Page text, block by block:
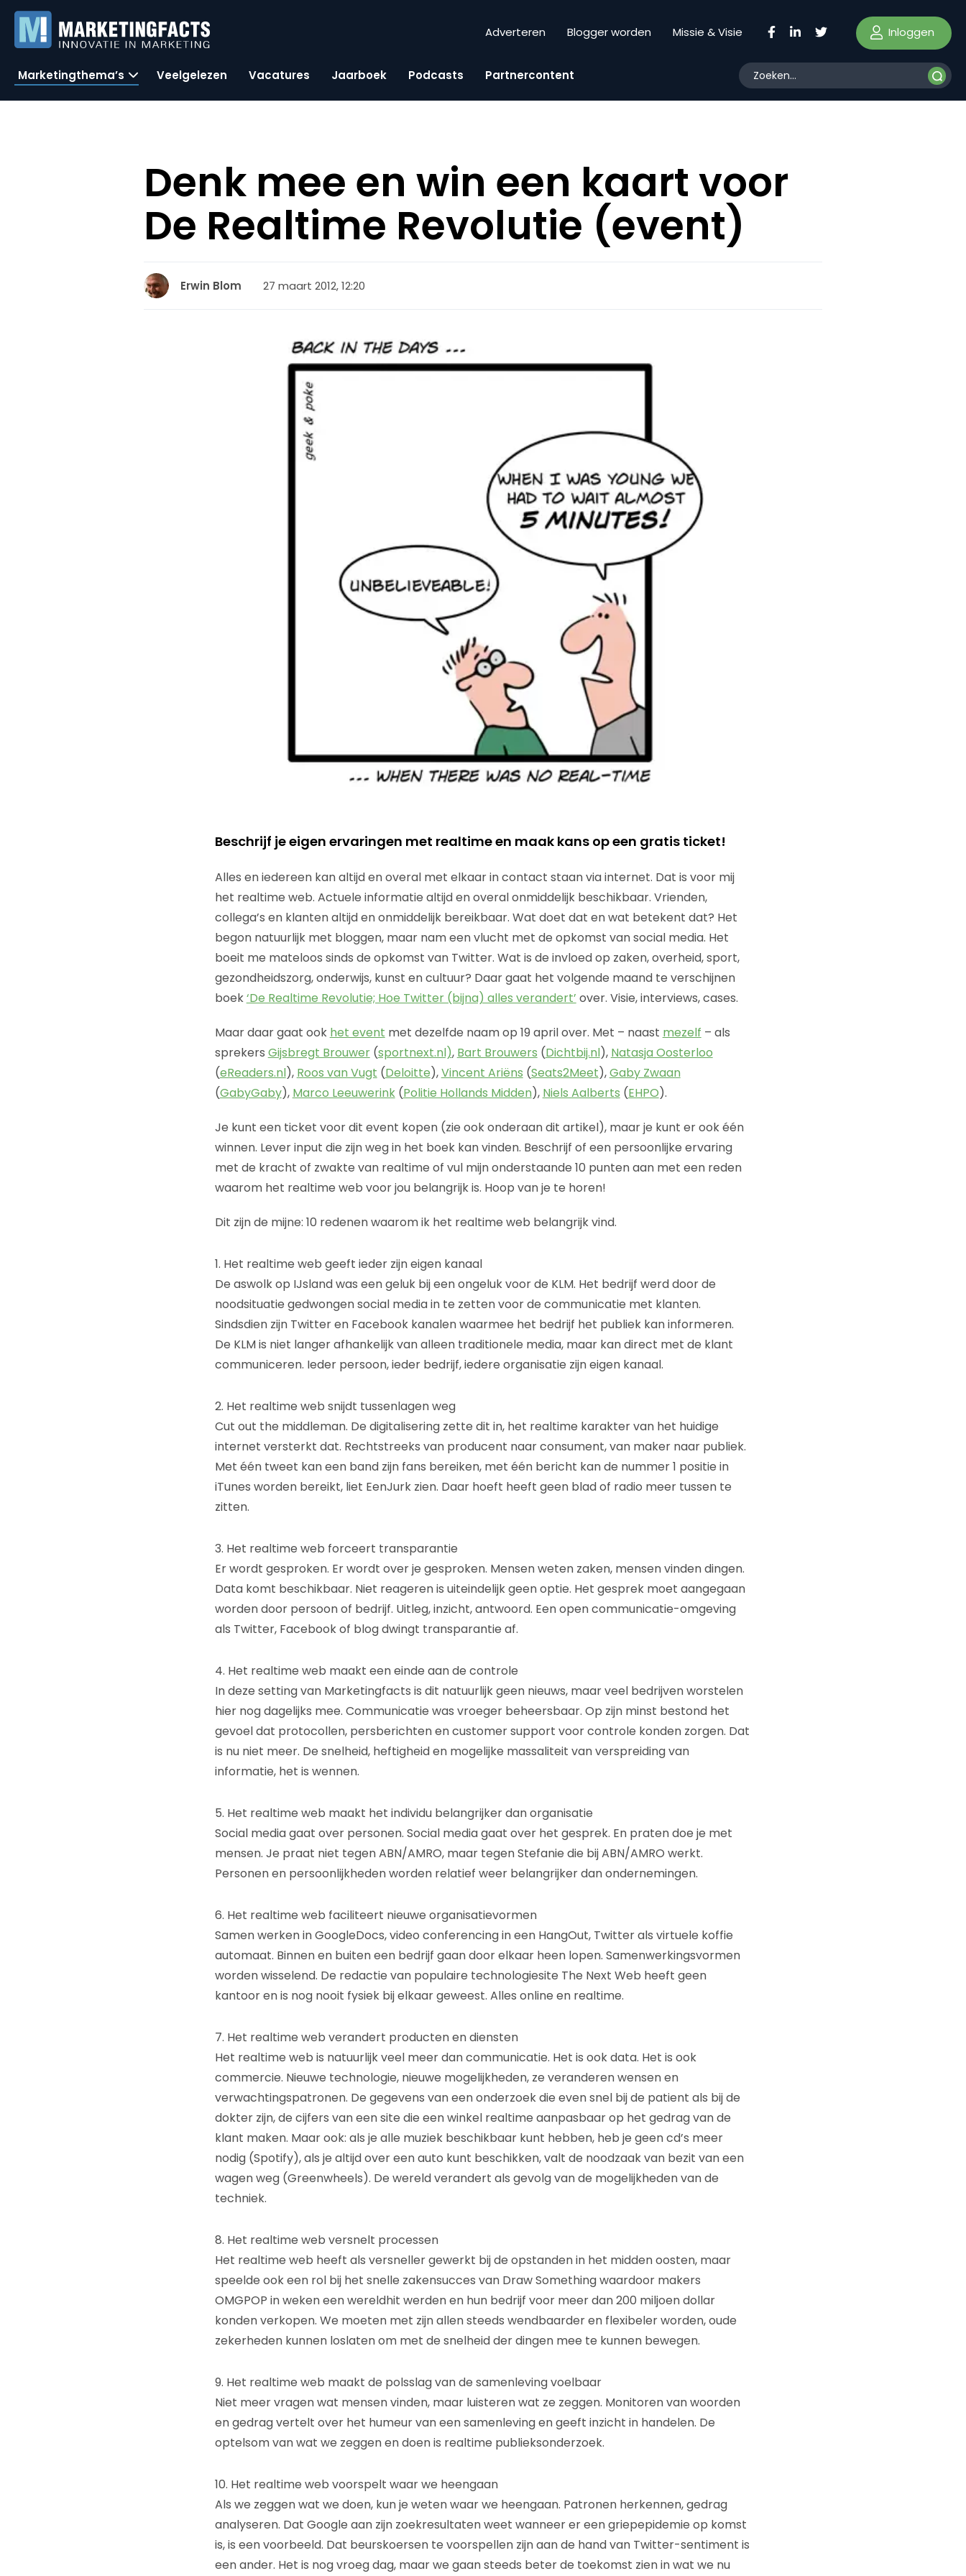
Adverteren Blogger worden Missie & Visie Inloggen
Marketingthema’s Veelgelezen Vacatures Jaarboek Podcasts Partnercontent
Denk mee en win een kaart voor
De Realtime Revolutie (event)
Erwin Blom 27 maart 2012, 12:20
Beschrijf je eigen ervaringen met realtime en maak kans op een gratis ticket!
Alles en iedereen kan altijd en overal met elkaar in contact staan via internet. Dat is voor mij
het realtime web. Actuele informatie altijd en overal onmiddelijk beschikbaar. Vrienden,
collega’s en klanten altijd en onmiddelijk bereikbaar. Wat doet dat en wat betekent dat? Het
begon natuurlijk met bloggen, maar nam een vlucht met de opkomst van social media. Het
boeit me mateloos sinds de opkomst van Twitter. Wat is de invloed op zaken, overheid, sport,
gezondheidszorg, onderwijs, kunst en cultuur? Daar gaat het volgende maand te verschijnen
boek‘De Realtime Revolutie; Hoe Twitter (bijna) alles verandert’ over. Visie, interviews, cases.
Maar daar gaat ook het event met dezelfde naam op 19 april over. Met – naast mezelf – als
sprekers Gijsbregt Brouwer(sportnext.nl), Bart Brouwers (Dichtbij.nl), Natasja Oosterloo
(eReaders.nl), Roos van Vugt (Deloitte),Vincent Ariëns (Seats2Meet),Gaby Zwaan
(GabyGaby), Marco Leeuwerink(Politie Hollands Midden), Niels Aalberts (EHPO).
Je kunt een ticket voor dit event kopen (zie ook onderaan dit artikel), maar je kunt er ook één
winnen. Lever input die zijn weg in het boek kan vinden. Beschrijf of een persoonlijke ervaring
met de kracht of zwakte van realtime of vul mijn onderstaande 10 punten aan met een reden
waarom het realtime web voor jou belangrijk is. Hoop van je te horen!
Dit zijn de mijne: 10 redenen waarom ik het realtime web belangrijk vind.
1. Het realtime web geeft ieder zijn eigen kanaal
De aswolk op IJsland was een geluk bij een ongeluk voor de KLM. Het bedrijf werd door de
noodsituatie gedwongen social media in te zetten voor de communicatie met klanten.
Sindsdien zijn Twitter en Facebook kanalen waarmee het bedrijf het publiek kan informeren.
De KLM is niet langer afhankelijk van alleen traditionele media, maar kan direct met de klant
communiceren. Ieder persoon, ieder bedrijf, iedere organisatie zijn eigen kanaal.
2. Het realtime web snijdt tussenlagen weg
Cut out the middleman. De digitalisering zette dit in, het realtime karakter van het huidige
internet versterkt dat. Rechtstreeks van producent naar consument, van maker naar publiek.
Met één tweet kan een band zijn fans bereiken, met één bericht kan de nummer 1 positie in
iTunes worden bereikt, liet EenJurk zien. Daar hoeft heeft geen blad of radio meer tussen te
zitten.
3. Het realtime web forceert transparantie
Er wordt gesproken. Er wordt over je gesproken. Mensen weten zaken, mensen vinden dingen.
Data komt beschikbaar. Niet reageren is uiteindelijk geen optie. Het gesprek moet aangegaan
worden door persoon of bedrijf. Uitleg, inzicht, antwoord. Een open communicatie-omgeving
als Twitter, Facebook of blog dwingt transparantie af.
4. Het realtime web maakt een einde aan de controle
In deze setting van Marketingfacts is dit natuurlijk geen nieuws, maar veel bedrijven worstelen
hier nog dagelijks mee. Communicatie was vroeger beheersbaar. Op zijn minst bestond het
gevoel dat protocollen, persberichten en customer support voor controle konden zorgen. Dat
is nu niet meer. De snelheid, heftigheid en mogelijke massaliteit van verspreiding van
informatie, het is wennen.
5. Het realtime web maakt het individu belangrijker dan organisatie
Social media gaat over personen. Social media gaat over het gesprek. En praten doe je met
mensen. Je praat niet tegen ABN/AMRO, maar tegen Stefanie die bij ABN/AMRO werkt.
Personen en persoonlijkheden worden relatief weer belangrijker dan ondernemingen.
6. Het realtime web faciliteert nieuwe organisatievormen
Samen werken in GoogleDocs, video conferencing in een HangOut, Twitter als virtuele koffie
automaat. Binnen en buiten een bedrijf gaan door elkaar heen lopen. Samenwerkingsvormen
worden wisselend. De redactie van populaire technologiesite The Next Web heeft geen
kantoor en is nog nooit fysiek bij elkaar geweest. Alles online en realtime.
7. Het realtime web verandert producten en diensten
Het realtime web is natuurlijk veel meer dan communicatie. Het is ook data. Het is ook
commercie. Nieuwe technologie, nieuwe mogelijkheden, ze veranderen wensen en
verwachtingspatronen. De gegevens van een onderzoek die even snel bij de patient als bij de
dokter zijn, de cijfers van een site die een winkel realtime aanpasbaar op het gedrag van de
klant maken. Maar ook: als je alle muziek beschikbaar kunt hebben, heb je geen cd’s meer
nodig (Spotify), als je altijd over een auto kunt beschikken, valt de noodzaak van bezit van een
wagen weg (Greenwheels). De wereld verandert als gevolg van de mogelijkheden van de
techniek.
8. Het realtime web versnelt processen
Het realtime web heeft als versneller gewerkt bij de opstanden in het midden oosten, maar
speelde ook een rol bij het snelle zakensucces van Draw Something waardoor makers
OMGPOP in weken een wereldhit werden en hun bedrijf voor meer dan 200 miljoen dollar
konden verkopen. We moeten met zijn allen steeds wendbaarder en flexibeler worden, oude
zekerheden kunnen loslaten om met de snelheid der dingen mee te kunnen bewegen.
9. Het realtime web maakt de polsslag van de samenleving voelbaar
Niet meer vragen wat mensen vinden, maar luisteren wat ze zeggen. Monitoren van woorden
en gedrag vertelt over het humeur van een samenleving en geeft inzicht in handelen. De
optelsom van wat we zeggen en doen is realtime publieksonderzoek.
10. Het realtime web voorspelt waar we heengaan
Als we zeggen wat we doen, kun je weten waar we heengaan. Patronen herkennen, gedrag
analyseren. Dat Google aan zijn zoekresultaten weet wanneer er een griepepidemie op komst
is, is een voorbeeld. Dat beurskoersen te voorspellen zijn aan de hand van Twitter-sentiment is
een ander. Het is nog vroeg dag, maar we gaan steeds beter de toekomst zien in wat we nu